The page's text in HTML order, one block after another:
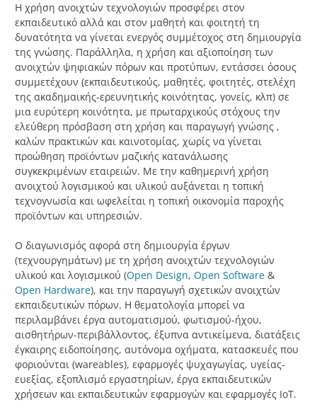
Η χρήση ανοιχτών τεχνολογιών προσφέρει στον
εκπαιδευτικό αλλά και στον μαθητή και φοιτητή τη
δυνατότητα να γίνεται ενεργός συμμέτοχος στη δημιουργία
της γνώσης. Παράλληλα, η χρήση και αξιοποίηση των
ανοιχτών ψηφιακών πόρων και προτύπων, εντάσσει όσους
συμμετέχουν (εκπαιδευτικούς, μαθητές, φοιτητές, στελέχη
της ακαδημαικής-ερευνητικής κοινότητας, γονείς, κλπ) σε
μια ευρύτερη κοινότητα, με πρωταρχικούς στόχους την
ελεύθερη πρόσβαση στη χρήση και παραγωγή γνώσης ,
καλών πρακτικών και καινοτομίας, χωρίς να γίνεται
προώθηση προϊόντων μαζικής κατανάλωσης
συγκεκριμένων εταιρειών. Με την καθημερινή χρήση
ανοιχτού λογισμικού και υλικού αυξάνεται η τοπική
τεχνογνωσία και ωφελείται η τοπική οικονομία παροχής
προϊόντων και υπηρεσιών.
Ο διαγωνισμός αφορά στη δημιουργία έργων
(τεχνουργημάτων) με τη χρήση ανοιχτών τεχνολογιών
υλικού και λογισμικού (Open Design, Open Software &
Open Hardware), και την παραγωγή σχετικών ανοιχτών
εκπαιδευτικών πόρων. Η θεματολογία μπορεί να
περιλαμβάνει έργα αυτοματισμού, φωτισμού-ήχου,
αισθητήρων-περιβάλλοντος, έξυπνα αντικείμενα, διατάξεις
έγκαιρης ειδοποίησης, αυτόνομα οχήματα, κατασκευές που
φοριούνται (wareables), εφαρμογές ψυχαγωγίας, υγείας-
ευεξίας, εξοπλισμό εργαστηρίων, έργα εκπαιδευτικών
χρήσεων και εκπαιδευτικών εφαρμογών και εφαρμογές ΙοΤ.